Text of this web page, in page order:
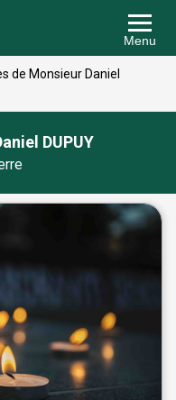
Menu
de Monsieur Daniel
DUPUY